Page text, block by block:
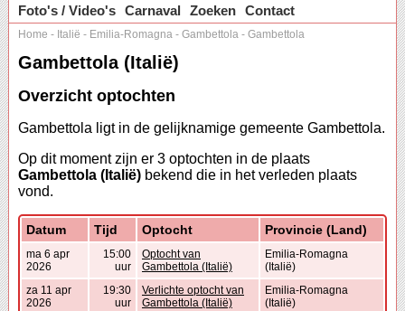
Foto's / Video's Carnaval Zoeken Contact
Home - Italië - Emilia-Romagna - Gambettola - Gambettola
Gambettola (Italië)
Overzicht optochten
Gambettola ligt in de gelijknamige gemeente Gambettola.
Op dit moment zijn er 3 optochten in de plaats
Gambettola (Italië) bekend die in het verleden plaats
vond.
Datum Tijd Optocht Provincie (Land)
ma 6 apr
2026
15:00
uur
Optocht van
Gambettola (Italië)
Emilia-Romagna
(Italië)
za 11 apr
2026
19:30
uur
Verlichte optocht van
Gambettola (Italië)
Emilia-Romagna
(Italië)